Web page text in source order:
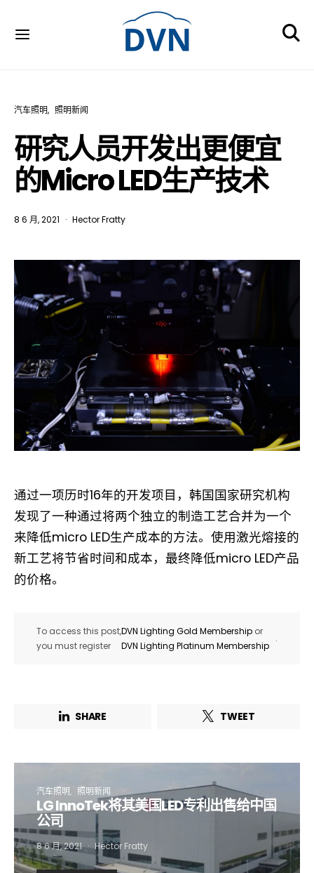
汽车照明 照明新闻
研究人员开发出更便宜
的Micro LED生产技术
8 6 月, 2021 Hector Fratty
通过一项历时16年的开发项目，韩国国家研究机构
发现了一种通过将两个独立的制造工艺合并为一个
来降低micro LED生产成本的方法。使用激光熔接的
新工艺将节省时间和成本，最终降低micro LED产品
的价格。
To access this post,
you must register
DVN Lighting Gold Membership or
DVN Lighting Platinum Membership
.
SHARE TWEET
汽车照明 照明新闻
LG InnoTek将其美国LED专利出售给中国
公司
8 6 月, 2021 Hector Fratty